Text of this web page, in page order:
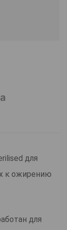
для
к ожирению
для